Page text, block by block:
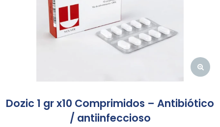
Dozic 1 gr x10 Comprimidos – Antibiótico
/ antiinfeccioso